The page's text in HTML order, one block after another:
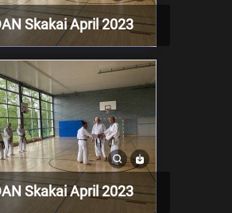
DAN Skakai April 2023
DAN Skakai April 2023